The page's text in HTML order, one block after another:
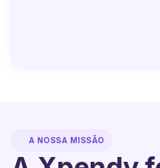
A NOSSA MISSÃO